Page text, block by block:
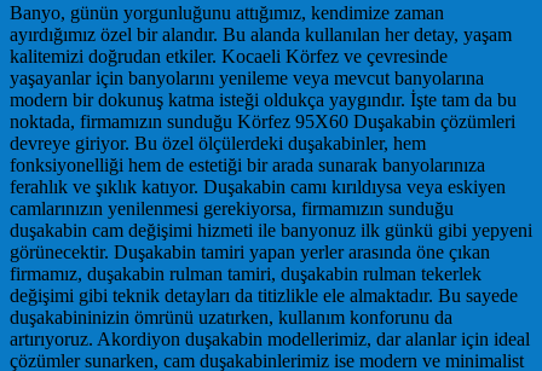
Banyo, günün yorgunluğunu attığımız, kendimize zaman
ayırdığımız özel bir alandır. Bu alanda kullanılan her detay, yaşam
kalitemizi doğrudan etkiler. Kocaeli Körfez ve çevresinde
yaşayanlar için banyolarını yenileme veya mevcut banyolarına
modern bir dokunuş katma isteği oldukça yaygındır. İşte tam da bu
noktada, firmamızın sunduğu Körfez 95X60 Duşakabin çözümleri
devreye giriyor. Bu özel ölçülerdeki duşakabinler, hem
fonksiyonelliği hem de estetiği bir arada sunarak banyolarınıza
ferahlık ve şıklık katıyor. Duşakabin camı kırıldıysa veya eskiyen
camlarınızın yenilenmesi gerekiyorsa, firmamızın sunduğu
duşakabin cam değişimi hizmeti ile banyonuz ilk günkü gibi yepyeni
görünecektir. Duşakabin tamiri yapan yerler arasında öne çıkan
firmamız, duşakabin rulman tamiri, duşakabin rulman tekerlek
değişimi gibi teknik detayları da titizlikle ele almaktadır. Bu sayede
duşakabininizin ömrünü uzatırken, kullanım konforunu da
artırıyoruz. Akordiyon duşakabin modellerimiz, dar alanlar için ideal
çözümler sunarken, cam duşakabinlerimiz ise modern ve minimalist